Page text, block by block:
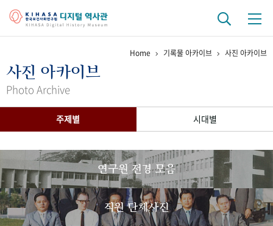
걸어온 길 기관 변천사
간행물 변천사
기록물 아카이브
사진 아카이브 문서 기록물 행정박물 영상 기록물
Home 기록물 아카이브 사진 아카이브
사진 아카이브
Photo Archive
주제별 시대별
연구원 전경 모음
직원 단체사진